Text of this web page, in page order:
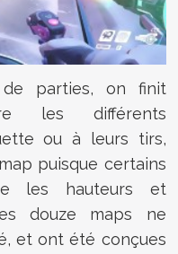
de parties, on finit
les différents
ou à leurs tirs,
puisque certains
les hauteurs et
douze maps ne
et ont été conçues